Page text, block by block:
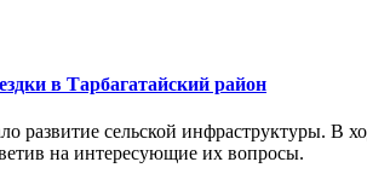
в Тарбагатайский район
развитие сельской инфраструктуры. В
на интересующие их вопросы.